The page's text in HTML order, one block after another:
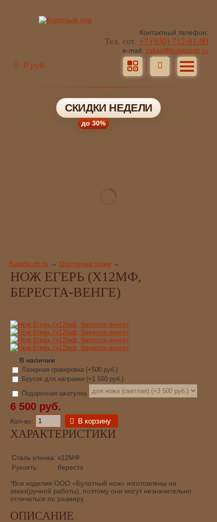
Контактный телефон:
Тел. сот. +7 (930) 712-81-90
e-mail: zakaz@bulatnozh.ru
0 руб.
СКИДКИ НЕДЕЛИ
Ножи со скидкой до 30% — количество ограничено
BulatNozh.ru → Охотничьи ножи →
НОЖ ЕГЕРЬ (Х12МФ,
БЕРЕСТА-ВЕНГЕ)
В наличии
Лазерная гравировка (+500 руб. )
Брусок для направки (+1 500 руб. )
Подарочная шкатулка
6 500 руб.
Кол-во: В корзину
ХАРАКТЕРИСТИКИ
Сталь клинка: х12МФ
Рукоять:
береста
*Все изделия ООО «Булатный нож» изготовлены на
заказ(ручной работы), поэтому они могут незначительно
отличаться по размеру.
ОПИСАНИЕ